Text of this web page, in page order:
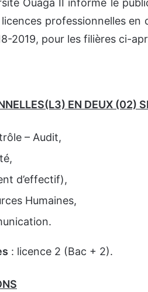
Ouaga II informe le
professionnelles en
2019, pour les filières ci-
EN DEUX (02)
– Audit,
d’effectif),
Humaines,
: licence 2 (Bac + 2).